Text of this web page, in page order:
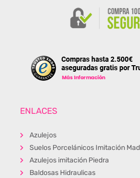
ENLACES
Azulejos
Suelos Porcelánicos Imitación
Azulejos imitación Piedra
Baldosas Hidraulicas